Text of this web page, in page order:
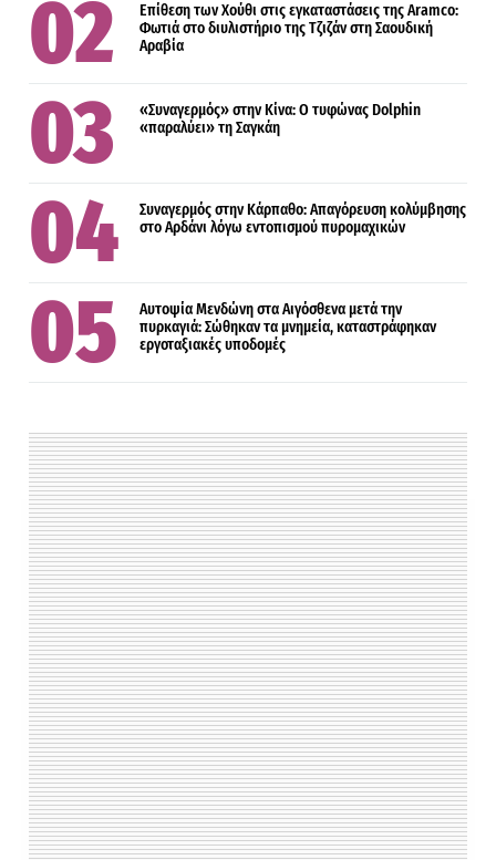
Επίθεση των Χούθι στις εγκαταστάσεις της Aramco:
Φωτιά στο διυλιστήριο της Τζιζάν στη Σαουδική
Αραβία
«Συναγερμός» στην Κίνα: Ο τυφώνας Dolphin
«παραλύει» τη Σαγκάη
Συναγερμός στην Κάρπαθο: Απαγόρευση κολύμβησης
στο Αρδάνι λόγω εντοπισμού πυρομαχικών
Αυτοψία Μενδώνη στα Αιγόσθενα μετά την
πυρκαγιά: Σώθηκαν τα μνημεία, καταστράφηκαν
εργοταξιακές υποδομές